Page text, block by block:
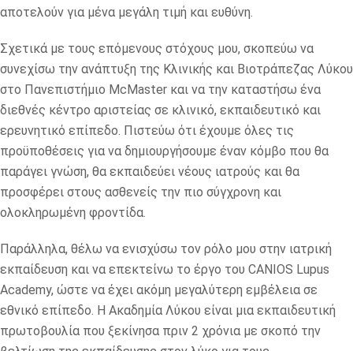
αποτελούν για μένα μεγάλη τιμή και ευθύνη.
Σχετικά με τους επόμενους στόχους μου, σκοπεύω να
συνεχίσω την ανάπτυξη της Κλινικής και Βιοτράπεζας Λύκου
στο Πανεπιστήμιο McMaster και να την καταστήσω ένα
διεθνές κέντρο αριστείας σε κλινικό, εκπαιδευτικό και
ερευνητικό επίπεδο. Πιστεύω ότι έχουμε όλες τις
προϋποθέσεις για να δημιουργήσουμε έναν κόμβο που θα
παράγει γνώση, θα εκπαιδεύει νέους ιατρούς και θα
προσφέρει στους ασθενείς την πιο σύγχρονη και
ολοκληρωμένη φροντίδα.
Παράλληλα, θέλω να ενισχύσω τον ρόλο μου στην ιατρική
εκπαίδευση και να επεκτείνω το έργο του CANIOS Lupus
Academy, ώστε να έχει ακόμη μεγαλύτερη εμβέλεια σε
εθνικό επίπεδο. Η Ακαδημία Λύκου είναι μια εκπαιδευτική
πρωτοβουλία που ξεκίνησα πριν 2 χρόνια με σκοπό την